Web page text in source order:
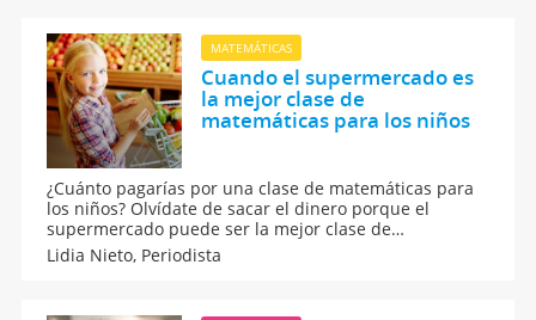
MATEMÁTICAS
Cuando el supermercado es
la mejor clase de
matemáticas para los niños
¿Cuánto pagarías por una clase de matemáticas para
los niños? Olvídate de sacar el dinero porque el
supermercado puede ser la mejor clase de
matemáticas para los niños y, tú, el mejor profesor de
matemáticas del mundo. Aquí van algunos ejercicios
Lidia Nieto, Periodista